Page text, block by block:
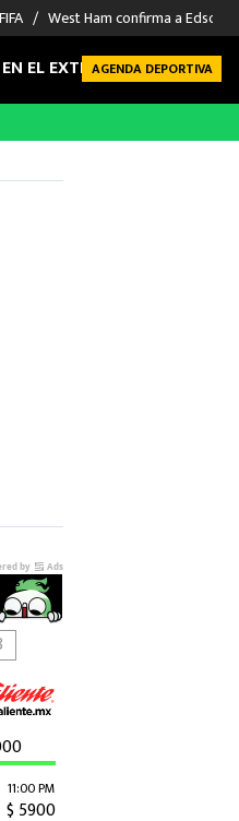
West Ham confirma a Edson
EL EXTRANJERO FUTBOL
AGENDA DEPORTIVA